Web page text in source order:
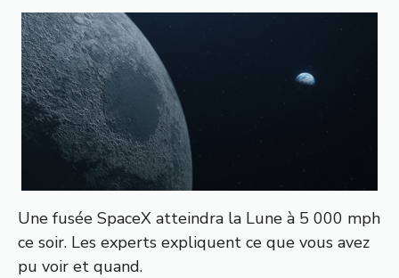
Une fusée SpaceX atteindra la Lune à 5 000 mph
ce soir. Les experts expliquent ce que vous avez
pu voir et quand.